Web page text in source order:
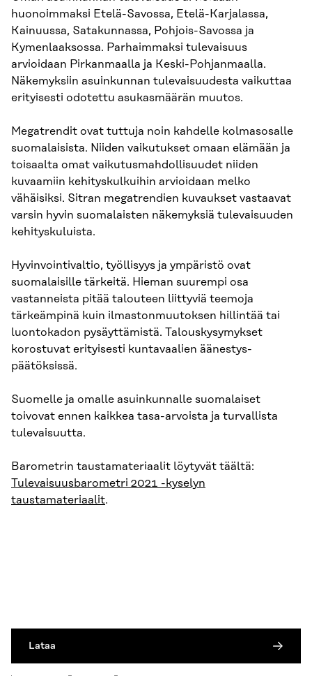
huonoimmaksi Etelä-Savossa, Etelä-Karja­lassa,
Kainuussa, Satakunnassa, Pohjois-Savossa ja
Kymenlaaksossa. Parhaimmaksi tulevaisuus
arvioidaan Pirkanmaalla ja Keski-Pohjanmaalla.
Näkemyksiin asuinkunnan tulevaisuudesta vaikuttaa
erityisesti odotettu asukasmäärän muutos.
Megatrendit ovat tuttuja noin kahdelle kolmasosalle
suomalaisista. Niiden vaikutukset omaan elämään ja
toisaalta omat vaikutusmahdollisuudet niiden
kuvaamiin kehityskulkuihin arvioidaan melko
vähäisiksi. Sitran megatrendien kuvaukset vastaavat
varsin hyvin suomalais­ten näkemyksiä tulevaisuuden
kehityskuluista.
Hyvinvointivaltio, työllisyys ja ympäristö ovat
suomalaisille tärkeitä. Hieman suurempi osa
vastanneista pitää talouteen liittyviä teemoja
tärkeämpinä kuin ilmastonmuutoksen hillintää tai
luontokadon pysäyttämistä. Talouskysymykset
korostuvat erityisesti kuntavaalien äänestys­
päätöksissä.
Suomelle ja omalle asuinkunnalle suomalaiset
toivovat ennen kaikkea tasa-arvoista ja turvallista
tulevaisuutta.
Barometrin taustamateriaalit löytyvät täältä:
Tulevaisuusbarometri 2021 -kyselyn
taustamateriaalit.
Lataa